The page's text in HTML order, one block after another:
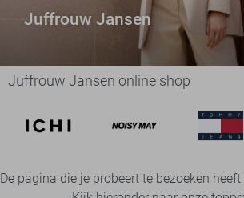
Juffrouw Jansen
Juffrouw Jansen online shop
De pagina die je probeert te bezoeken